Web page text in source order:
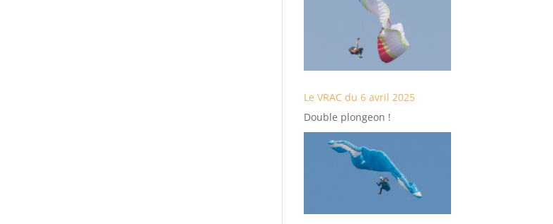
Le VRAC du 6 avril 2025
Double plongeon !